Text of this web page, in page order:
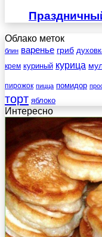
Облако меток
блин варенье гриб
крем куриный курица
пирожок пицца помидор
торт яблоко
Интересно